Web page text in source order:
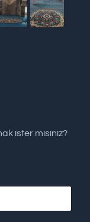
ister misiniz?